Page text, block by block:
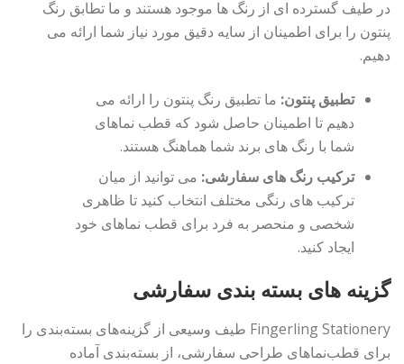
در طیف گسترده ای از رنگ ها موجود هستند و ما تطابق رنگ
پنتون را برای اطمینان از سایه دقیق مورد نیاز شما ارائه می
دهیم.
تطبیق پنتون: ما تطبیق رنگ پنتون را ارائه می
دهیم تا اطمینان حاصل شود که قطب نماهای
شما با رنگ های برند شما هماهنگ هستند.
ترکیب رنگ های سفارشی: می توانید از میان
ترکیب های رنگی مختلف انتخاب کنید تا ظاهری
شخصی و منحصر به فرد برای قطب نماهای خود
ایجاد کنید.
گزینه های بسته بندی سفارشی
Fingerling Stationery طیف وسیعی از گزینه‌های بسته‌بندی را
برای قطب‌نماهای طراحی سفارشی، از بسته‌بندی آماده